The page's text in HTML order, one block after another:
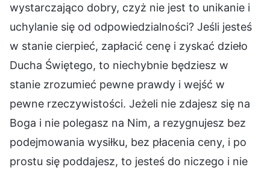
wystarczająco dobry, czyż nie jest to unikanie i
uchylanie się od odpowiedzialności? Jeśli jesteś
w stanie cierpieć, zapłacić cenę i zyskać dzieło
Ducha Świętego, to niechybnie będziesz w
stanie zrozumieć pewne prawdy i wejść w
pewne rzeczywistości. Jeżeli nie zdajesz się na
Boga i nie polegasz na Nim, a rezygnujesz bez
podejmowania wysiłku, bez płacenia ceny, i po
prostu się poddajesz, to jesteś do niczego i nie